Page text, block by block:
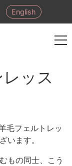
English
ッス
毛フェルトレッ
います。
もの同士、こう